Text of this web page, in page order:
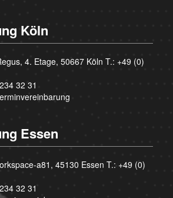
Köln
4. Etage, 50667 Köln T.: +49 (0)
32 31
Essen
a81, 45130 Essen T.: +49 (0)
32 31